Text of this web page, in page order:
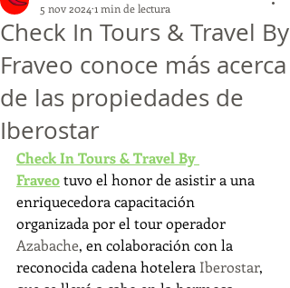
Check In Tours & Travel By
Fraveo conoce más acerca
de las propiedades de
Iberostar
5 nov 2024 1 min de lectura
Check In Tours & Travel By
Fraveo tuvo el honor de asistir a una
enriquecedora capacitación
organizada por el tour operador
Azabache, en colaboración con la
reconocida cadena hotelera Iberostar,